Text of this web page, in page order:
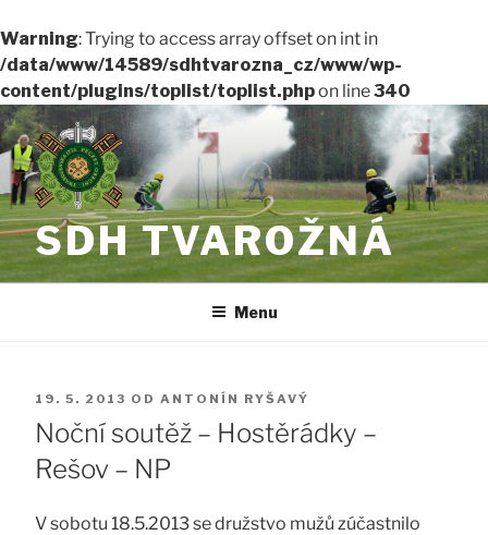
Warning: Trying to access array offset on int in
/data/www/14589/sdhtvarozna_cz/www/wp-
content/plugins/toplist/toplist.phpon line340
Přejít
k
obsahu
webu
SDH TVAROŽNÁ
Menu
PUBLIKOVÁNO
19. 5. 2013 OD ANTONÍN RYŠAVÝ
Noční soutěž – Hostěrádky –
Rešov – NP
V sobotu 18.5.2013 se družstvo mužů zúčastnilo